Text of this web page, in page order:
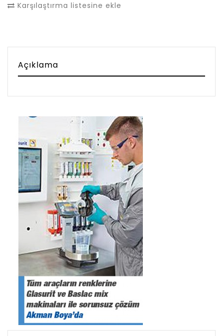
Karşılaştırma listesine ekle
Açıklama